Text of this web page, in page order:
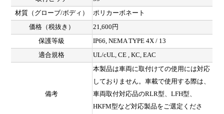
材質（グローブ/ボディ）
ポリカーボネート
価格（税抜き）
21,600円
保護等級
IP66, NEMA TYPE 4X / 13
適合規格
UL/cUL, CE , KC, EAC
備考
本製品は車両に取付けての使用には対応
しておりません。車載で使用する際は、
車両取付対応品のRLR型、LFH型、
HKFM型など対応製品をご選定くださ